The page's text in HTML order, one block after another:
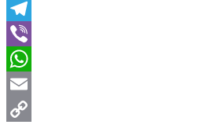
VK
Telegram
Viber
WhatsApp
Email